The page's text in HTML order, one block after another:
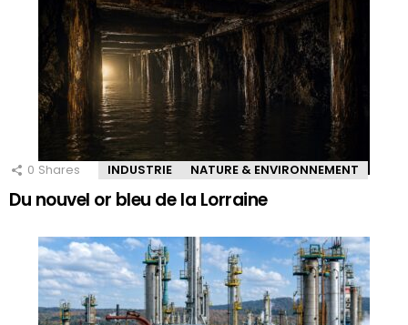
0 Shares INDUSTRIE NATURE & ENVIRONNEMENT
Du nouvel or bleu de la Lorraine